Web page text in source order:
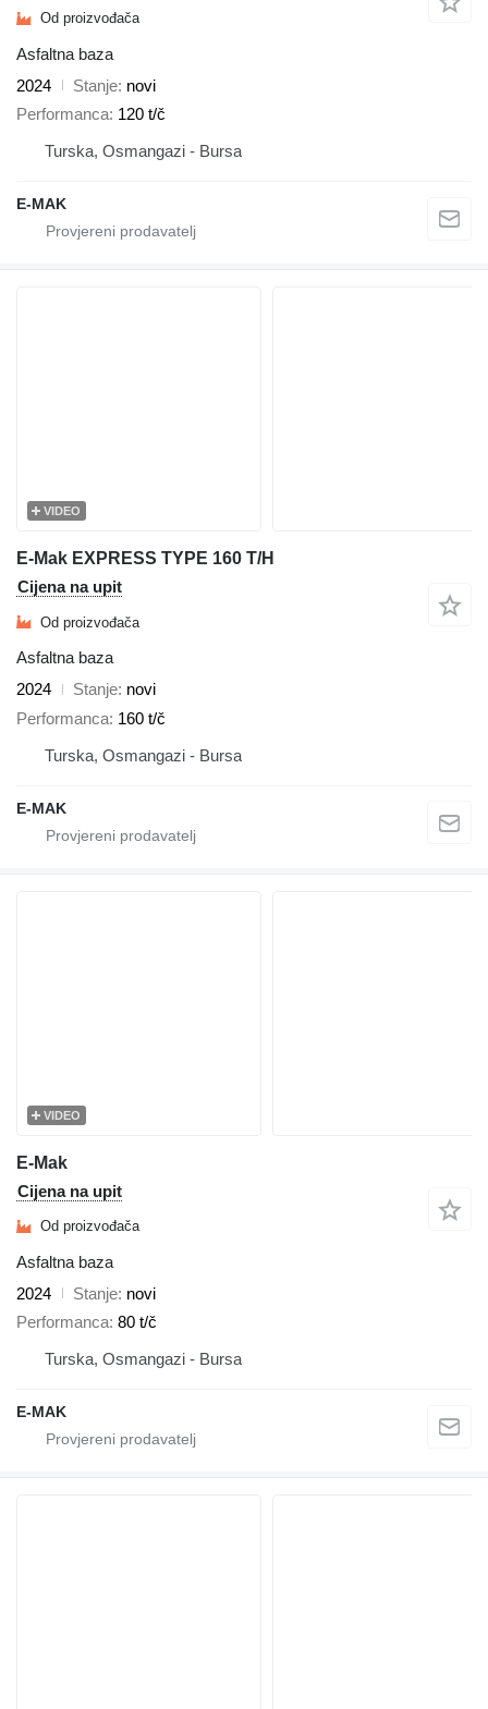
Od proizvođača
Asfaltna baza
2024
Stanje novi
Performanca 120 t/č
Turska, Osmangazi - Bursa
E-MAK
VIDEO
E-Mak EXPRESS TYPE 160 T/H
Cijena na upit
Od proizvođača
Asfaltna baza
2024
Stanje novi
Performanca 160 t/č
Turska, Osmangazi - Bursa
E-MAK
VIDEO
E-Mak
Cijena na upit
Od proizvođača
Asfaltna baza
2024
Stanje novi
Performanca 80 t/č
Turska, Osmangazi - Bursa
E-MAK